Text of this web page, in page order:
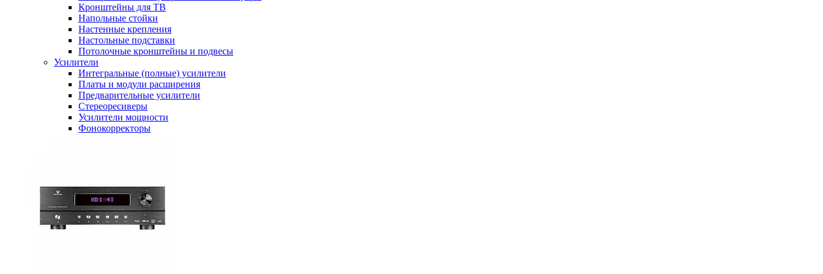
Кронштейны для ТВ
Напольные стойки
Настенные крепления
Настольные подставки
Потолочные кронштейны и подвесы
Усилители
Интегральные (полные) усилители
Платы и модули расширения
Предварительные усилители
Стереоресиверы
Усилители мощности
Фонокорректоры